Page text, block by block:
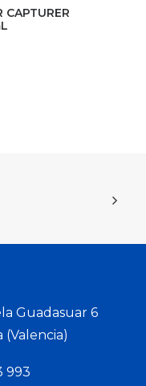
CAPTURER
Guadasuar 6
(Valencia)
993